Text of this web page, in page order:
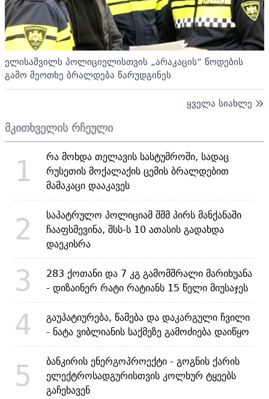
ელისაშვილს პოლიციელისთვის „არაკაცის“ წოდების
გამო მეოთხე ბრალდება წარუდგინეს
ყველა სიახლე
მკითხველის რჩეული
1
რა მოხდა თელავის სასტუმროში, სადაც
რუსეთის მოქალაქის ცემის ბრალდებით
მამაკაცი დააკავეს
2
საპატრულო პოლიციამ შშმ პირს მანქანაში
ჩააფსმევინა, შსს-ს 10 ათასის გადახდა
დაეკისრა
3
283 ქოთანი და 7 კგ გამომშრალი მარიხუანა
- დიზაინერ რატი რატიანს 15 წელი მიუსაჯეს
4
გაუპატიურება, წამება და დაკარგული ჩვილი
- ნატა ვიბლიანის საქმეზე გამოძიება დაიწყო
5
ბანკირის ენერგოპროექტი - გოგნის ქარის
ელექტროსადგურისთვის კოლხურ ტყეებს
გაჩეხავენ